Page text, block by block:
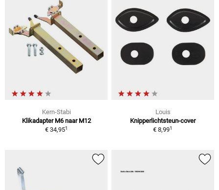
Kern-Stabi
Klikadapter M6 naar M12
€ 34,951
Louis
Knipperlichtsteun-cover
€ 8,991